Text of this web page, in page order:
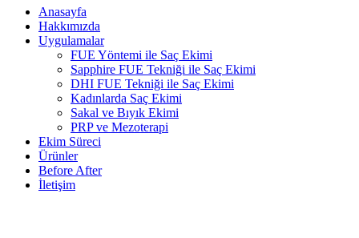
Anasayfa
Hakkımızda
Uygulamalar
FUE Yöntemi ile Saç Ekimi
Sapphire FUE Tekniği ile Saç Ekimi
DHI FUE Tekniği ile Saç Ekimi
Kadınlarda Saç Ekimi
Sakal ve Bıyık Ekimi
PRP ve Mezoterapi
Ekim Süreci
Ürünler
Before After
İletişim